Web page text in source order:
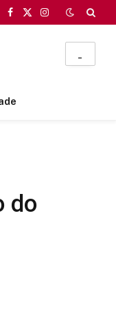
Facebook
X
Instagram
do